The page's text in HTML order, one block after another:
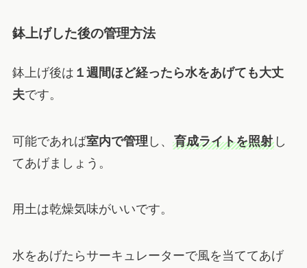
鉢上げした後の管理方法
鉢上げ後は １週間ほど経ったら水をあげても大丈
夫です。
可能であれば室内で管理 し、 育成ライトを照射し
てあげましょう。
用土は乾燥気味がいいです。
水をあげたらサーキュレーターで風を当ててあげ